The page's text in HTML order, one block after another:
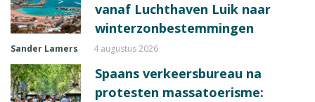
vanaf Luchthaven Luik naar
winterzonbestemmingen
Sander Lamers 4 augustus 2026
Spaans verkeersbureau na
protesten massatoerisme: